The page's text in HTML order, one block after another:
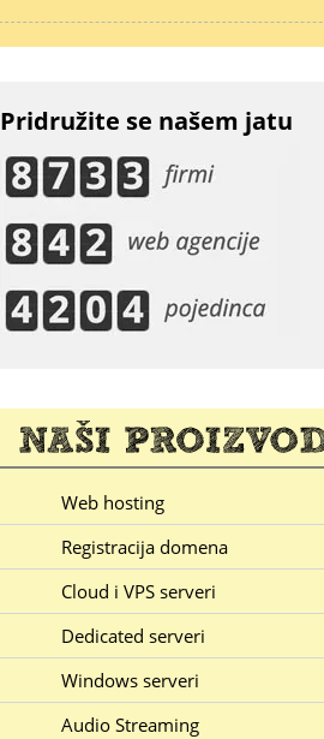
Pridružite se našem jatu
Web hosting
Registracija domena
Cloud i VPS serveri
Dedicated serveri
Windows serveri
Audio Streaming